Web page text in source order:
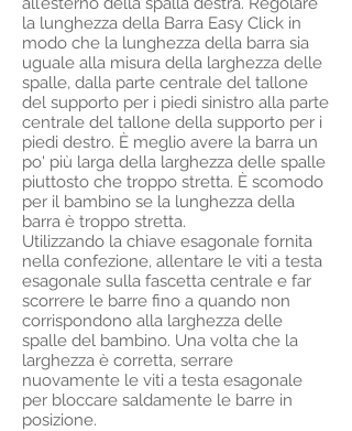
la lunghezza della Barra Easy Click in
modo che la lunghezza della barra sia
uguale alla misura della larghezza delle
spalle, dalla parte centrale del tallone
del supporto per i piedi sinistro alla parte
centrale del tallone della supporto per i
piedi destro. È meglio avere la barra un
po' più larga della larghezza delle spalle
piuttosto che troppo stretta. È scomodo
per il bambino se la lunghezza della
barra è troppo stretta.
Utilizzando la chiave esagonale fornita
nella confezione, allentare le viti a testa
esagonale sulla fascetta centrale e far
scorrere le barre fino a quando non
corrispondono alla larghezza delle
spalle del bambino. Una volta che la
larghezza è corretta, serrare
nuovamente le viti a testa esagonale
per bloccare saldamente le barre in
posizione.